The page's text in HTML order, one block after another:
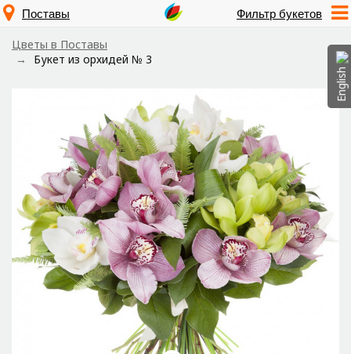
Фильтр букетов
Поставы
Цветы в Поставы
Букет из орхидей № 3
English